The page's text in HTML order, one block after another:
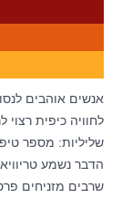
אנשים אוהבים
לחוויה כיפית
שליליות: מספר
הדבר נשמע
שרבים מזניחים